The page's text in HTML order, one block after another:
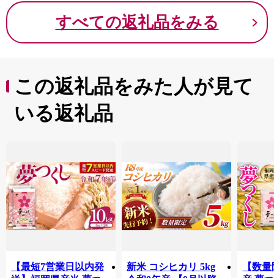
すべての返礼品をみる
この返礼品をみた人が見て
いる返礼品
【最短7営業日以内発
新米 コシヒカリ 5kg
【数